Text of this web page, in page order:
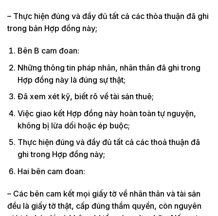
– Thực hiện đúng và đầy đủ tất cả các thỏa thuận đã ghi
trong bản Hợp đồng này;
Bên B cam đoan:
Những thông tin pháp nhân, nhân thân đã ghi trong
Hợp đồng này là đúng sự thật;
Đã xem xét kỹ, biết rõ về tài sản thuê;
Việc giao kết Hợp đồng này hoàn toàn tự nguyện,
không bị lừa dối hoặc ép buộc;
Thực hiện đúng và đầy đủ tất cả các thoả thuận đã
ghi trong Hợp đồng này;
Hai bên cam đoan:
– Các bên cam kết mọi giấy tờ về nhân thân và tài sản
đều là giấy tờ thật, cấp đúng thẩm quyền, còn nguyên